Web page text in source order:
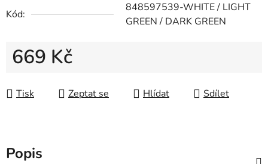
Kód:
848597539-WHITE / LIGHT
GREEN / DARK GREEN
669 Kč
Tisk
Zeptat se Hlídat Sdílet
Popis